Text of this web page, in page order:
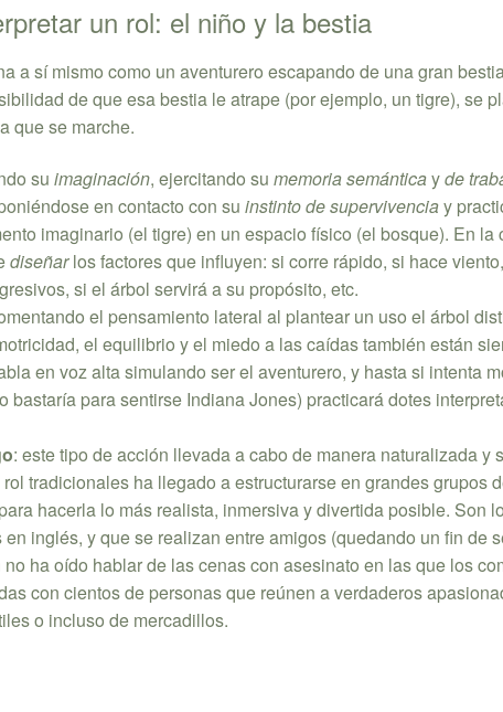
un rol: el niño y la bestia
a sí mismo como un aventurero escapando de una gran
de que esa bestia le atrape (por ejemplo, un tigre), se
que se marche.
suimaginación, ejercitando sumemoria semánticayde
en contacto con suinstinto de supervivenciay
imaginario (el tigre) en un espacio físico (el bosque). En la
diseñarlos factores que influyen: si corre rápido, si hace
si el árbol servirá a su propósito, etc.
el pensamiento lateral al plantear un uso el árbol
el equilibrio y el miedo a las caídas también están
en voz alta simulando ser el aventurero, y hasta si intenta
bastaría para sentirse Indiana Jones) practicará dotes
: este tipo de acción llevada a cabo de manera naturalizada y
tradicionales ha llegado a estructurarse en grandes grupos
hacerla lo más realista, inmersiva y divertida posible. Son
inglés, y que se realizan entre amigos (quedando un fin de
ha oído hablar de las cenas con asesinato en las que los
con cientos de personas que reúnen a verdaderos
o incluso de mercadillos.